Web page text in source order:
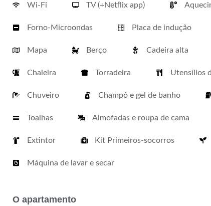
Wi-Fi TV (+Netflix app)
Forno-Microondas Placa de indução
Mapa Berço Cadeira alta
Chaleira Torradeira Utensílios
Chuveiro Champô e gel de banho
Toalhas Almofadas e roupa de cama
Extintor Kit Primeiros-socorros
Máquina de lavar e secar
O apartamento